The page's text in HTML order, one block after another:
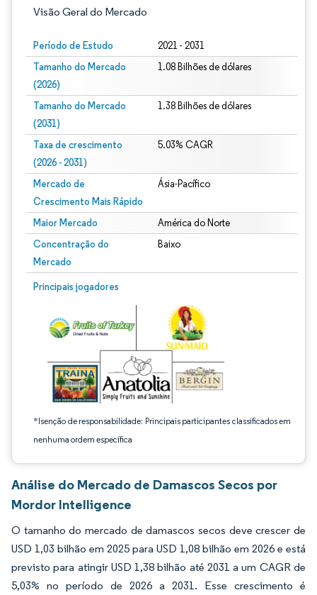
Visão Geral do Mercado
Período de Estudo 2021 - 2031
Tamanho do Mercado
(2026)
1.08 Bilhões de dólares
Tamanho do Mercado
(2031)
1.38 Bilhões de dólares
Taxa de crescimento
(2026 - 2031)
5.03% CAGR
Mercado de
Crescimento Mais Rápido
Ásia-Pacífico
Maior Mercado América do Norte
Concentração do
Mercado
Baixo
Principais jogadores
*Isenção de responsabilidade: Principais participantes classificados em
nenhuma ordem específica
Imagem © Mordor Intelligence. O reuso requer atribuição conforme CC BY 4.0.
Análise do Mercado de Damascos Secos por
Mordor Intelligence
O tamanho do mercado de damascos secos deve crescer de
USD 1,03 bilhão em 2025 para USD 1,08 bilhão em 2026 e está
previsto para atingir USD 1,38 bilhão até 2031 a um CAGR de
5,03% no período de 2026 a 2031. Esse crescimento é